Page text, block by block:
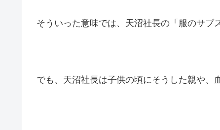
そういった意味では、天沼社長の「服のサブ
でも、天沼社長は子供の頃にそうした親や、